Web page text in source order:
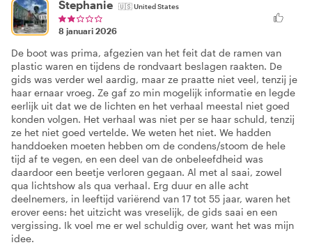
Stephanie 🇺🇸United States
8 januari 2026
De boot was prima, afgezien van het feit dat de ramen van
plastic waren en tijdens de rondvaart beslagen raakten. De
gids was verder wel aardig, maar ze praatte niet veel, tenzij je
haar ernaar vroeg. Ze gaf zo min mogelijk informatie en legde
eerlijk uit dat we de lichten en het verhaal meestal niet goed
konden volgen. Het verhaal was niet per se haar schuld, tenzij
ze het niet goed vertelde. We weten het niet. We hadden
handdoeken moeten hebben om de condens/stoom de hele
tijd af te vegen, en een deel van de onbeleefdheid was
daardoor een beetje verloren gegaan. Al met al saai, zowel
qua lichtshow als qua verhaal. Erg duur en alle acht
deelnemers, in leeftijd variërend van 17 tot 55 jaar, waren het
erover eens: het uitzicht was vreselijk, de gids saai en een
vergissing. Ik voel me er wel schuldig over, want het was mijn
idee.